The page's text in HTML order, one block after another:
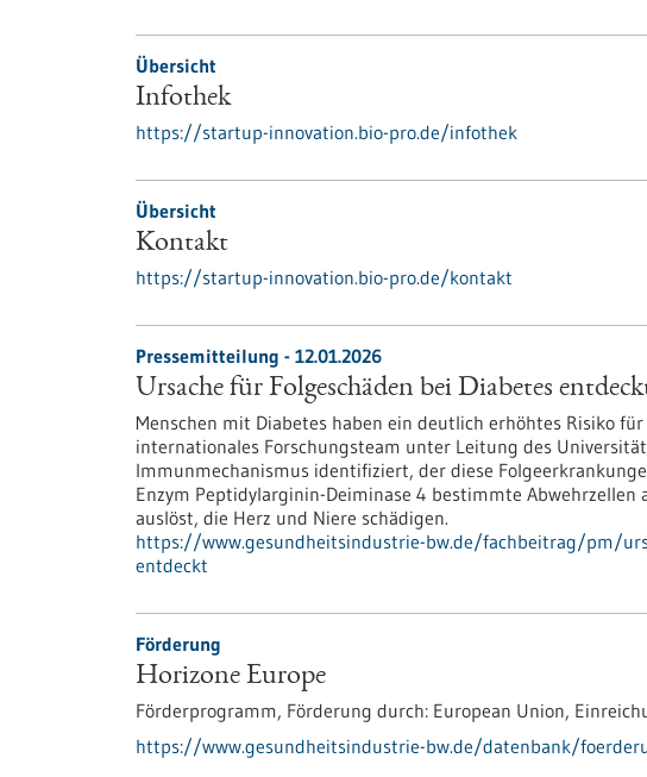
Übersicht
Infothek
https://startup-innovation.bio-pro.de/infothek
Übersicht
Kontakt
https://startup-innovation.bio-pro.de/kontakt
Pressemitteilung - 12.01.2026
Ursache für Folgeschäden bei Diabetes
Menschen mit Diabetes haben ein deutlich erhöhtes Risiko
internationales Forschungsteam unter Leitung des
Immunmechanismus identifiziert, der diese
Enzym Peptidylarginin-Deiminase 4 bestimmte Abwehrzellen
auslöst, die Herz und Niere schädigen.
https://www.gesundheitsindustrie-bw.de/fachbeitrag/pm/
entdeckt
Förderung
Horizone Europe
Förderprogramm, Förderung durch: European Union,
https://www.gesundheitsindustrie-bw.de/datenbank/